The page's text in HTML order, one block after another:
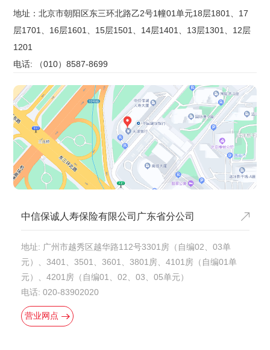
地址：北京市朝阳区东三环北路乙2号1幢01单元18层1801、17
层1701、16层1601、15层1501、14层1401、13层1301、12层
1201
电话: （010）8587-8699
中信保诚人寿保险有限公司广东省分公司
地址: 广州市越秀区越华路112号3301房（自编02、03单
元）、3401、3501、3601、3801房、4101房（自编01单
元）、4201房（自编01、02、03、05单元）
电话: 020-83902020
营业网点